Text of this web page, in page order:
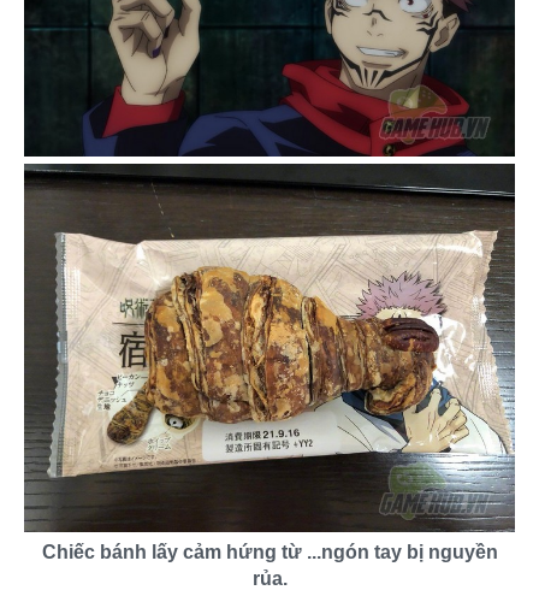
Chiếc bánh lấy cảm hứng từ ...ngón tay bị nguyền
rủa.